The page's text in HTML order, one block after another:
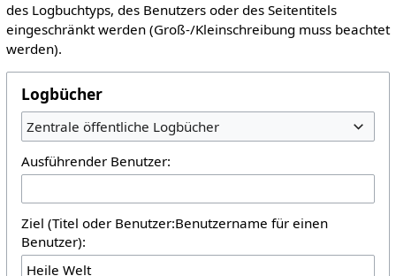
des Logbuchtyps, des Benutzers oder des Seitentitels
eingeschränkt werden (Groß-/Kleinschreibung muss beachtet
werden).
Logbücher
Zentrale öffentliche Logbücher
Ausführender Benutzer:
Ziel (Titel oder Benutzer:Benutzername für einen
Benutzer):